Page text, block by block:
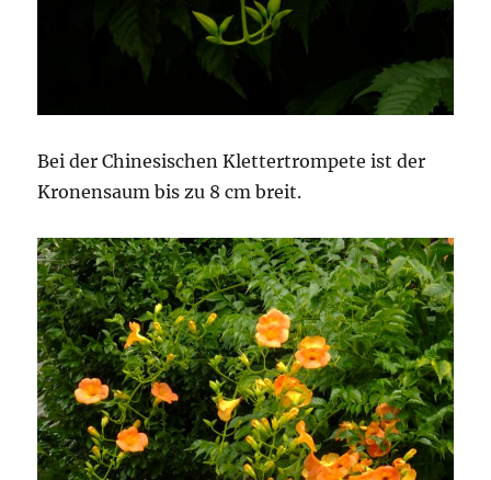
Bei der Chinesischen Klettertrompete ist der
Kronensaum bis zu 8 cm breit.